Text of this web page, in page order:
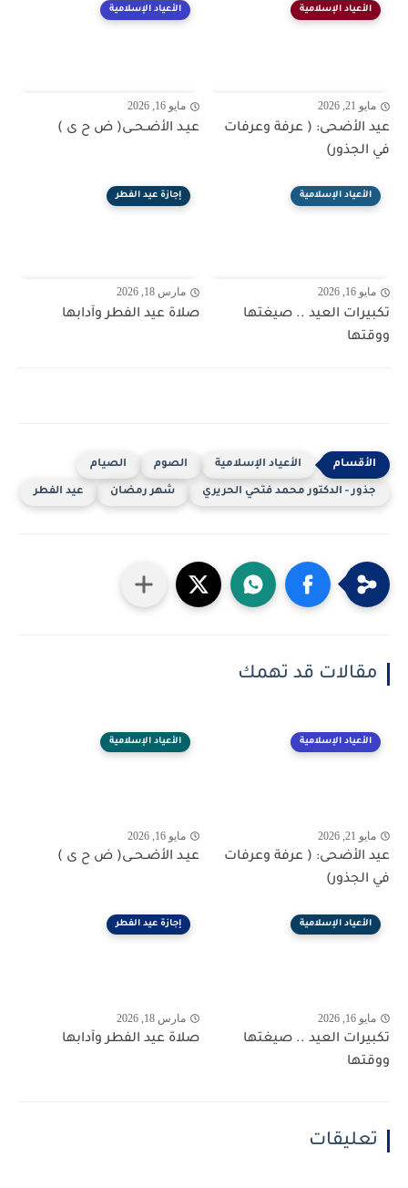
الأعياد الإسلامية
مايو 21, 2026
عيد الأضحى: ( عرفة وعرفات
في الجذور)
الأعياد الإسلامية
مايو 16, 2026
عيـد الأضـحــى( ض ح ى )
الأعياد الإسلامية
مايو 16, 2026
تكبيرات العيد .. صيغتها
ووقتها
إجازة عيد الفطر
مارس 18, 2026
صلاة عيد الفطر وآدابها
الأعياد الإسلامية الصوم الصيام
جذور - الدكتور محمد فتحي الحريري شهر رمضان عيد الفطر
مقالات قد تهمك
الأعياد الإسلامية
مايو 21, 2026
عيد الأضحى: ( عرفة وعرفات
في الجذور)
الأعياد الإسلامية
مايو 16, 2026
عيـد الأضـحــى( ض ح ى )
الأعياد الإسلامية
مايو 16, 2026
تكبيرات العيد .. صيغتها
ووقتها
إجازة عيد الفطر
مارس 18, 2026
صلاة عيد الفطر وآدابها
تعليقات